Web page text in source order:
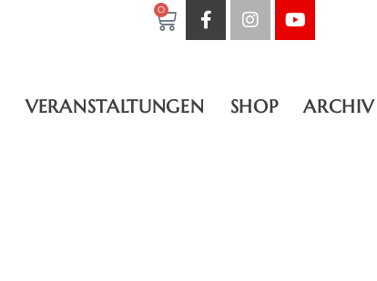
0
VERANSTALTUNGEN SHOP ARCHIV